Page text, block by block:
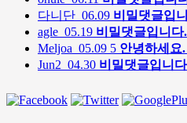
다니단 06.09 비밀댓글입
agle 05.19 비밀댓글입니다.
Meljoa 05.09 5 안녕하세요
Jun2 04.30 비밀댓글입니